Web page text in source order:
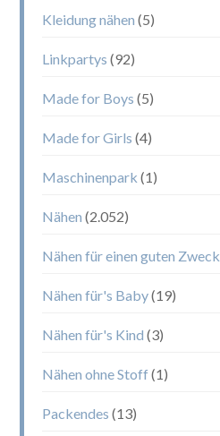
Kleidung nähen (5)
Linkpartys (92)
Made for Boys (5)
Made for Girls (4)
Maschinenpark (1)
Nähen (2.052)
Nähen für einen guten Zweck
Nähen für's Baby(19)
Nähen für's Kind (3)
Nähen ohne Stoff (1)
Packendes (13)